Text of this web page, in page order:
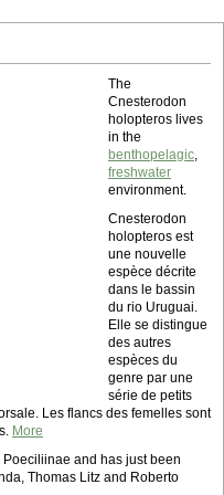
The
Cnesterodon
holopteros lives
in the
benthopelagic,
freshwater
environment.
Cnesterodon
holopteros est
une nouvelle
espèce décrite
dans le bassin
du rio Uruguai.
Elle se distingue
des autres
espèces du
genre par une
série de petits
Les flancs des femelles sont
More
and has just been
Thomas Litz and Roberto